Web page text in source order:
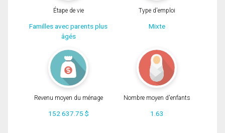
Étape de vie
Familles avec parents plus
âgés
Type d'emploi
Mixte
Revenu moyen du ménage
152 637.75 $
Nombre moyen d'enfants
1.63